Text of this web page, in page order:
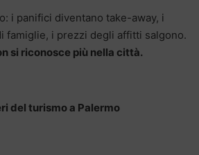
i panifici diventano take-away, i
famiglie, i prezzi degli affitti salgono.
si riconosce più nella città.
del turismo a Palermo